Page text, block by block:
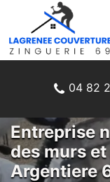
04 82
Entreprise
des murs
Argentiere